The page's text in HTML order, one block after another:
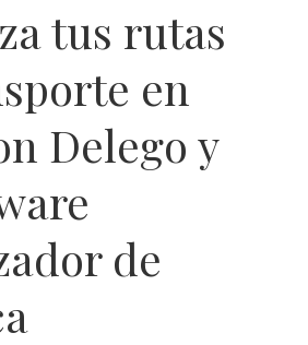
tus rutas
en
Delego y
de